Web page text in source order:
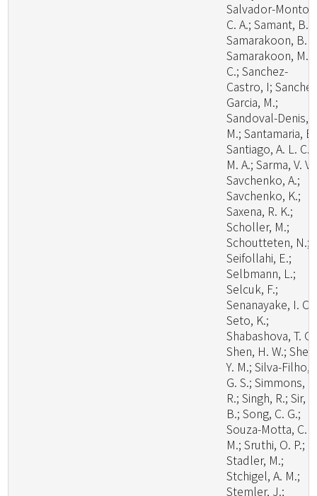
Salvador-
C. A.; Samant, B.;
Samarakoon, B.
Samarakoon, M.
C.; Sanchez-
Castro, I;
Garcia, M.;
Sandoval-Denis,
M.; Santamaria,
Santiago, A. L. C.
M. A.; Sarma, V. V.;
Savchenko, A.;
Savchenko, K.;
Saxena, R. K.;
Scholler, M.;
Schoutteten, N.;
Seifollahi, E.;
Selbmann, L.;
Selcuk, F.;
Senanayake, I. C.;
Seto, K.;
Shabashova, T.
Shen, H. W.;
Y. M.; Silva-Filho,
G. S.; Simmons,
R.; Singh, R.; Sir,
B.; Song, C. G.;
Souza-Motta, C.
M.; Sruthi, O. P.;
Stadler, M.;
Stchigel, A. M.;
Stemler, J.;